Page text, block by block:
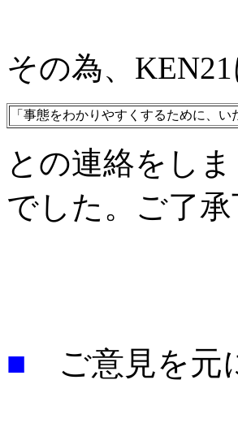
その為、KEN21
「事態をわかりやすくするために、
との連絡をし
でした。ご了承
■ ご意見を